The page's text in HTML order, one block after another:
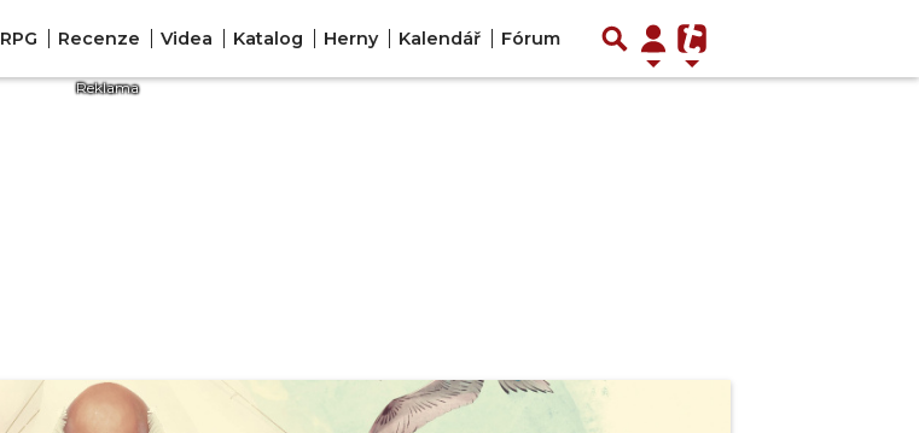
RPG Recenze Videa Katalog Herny Kalendář Fórum